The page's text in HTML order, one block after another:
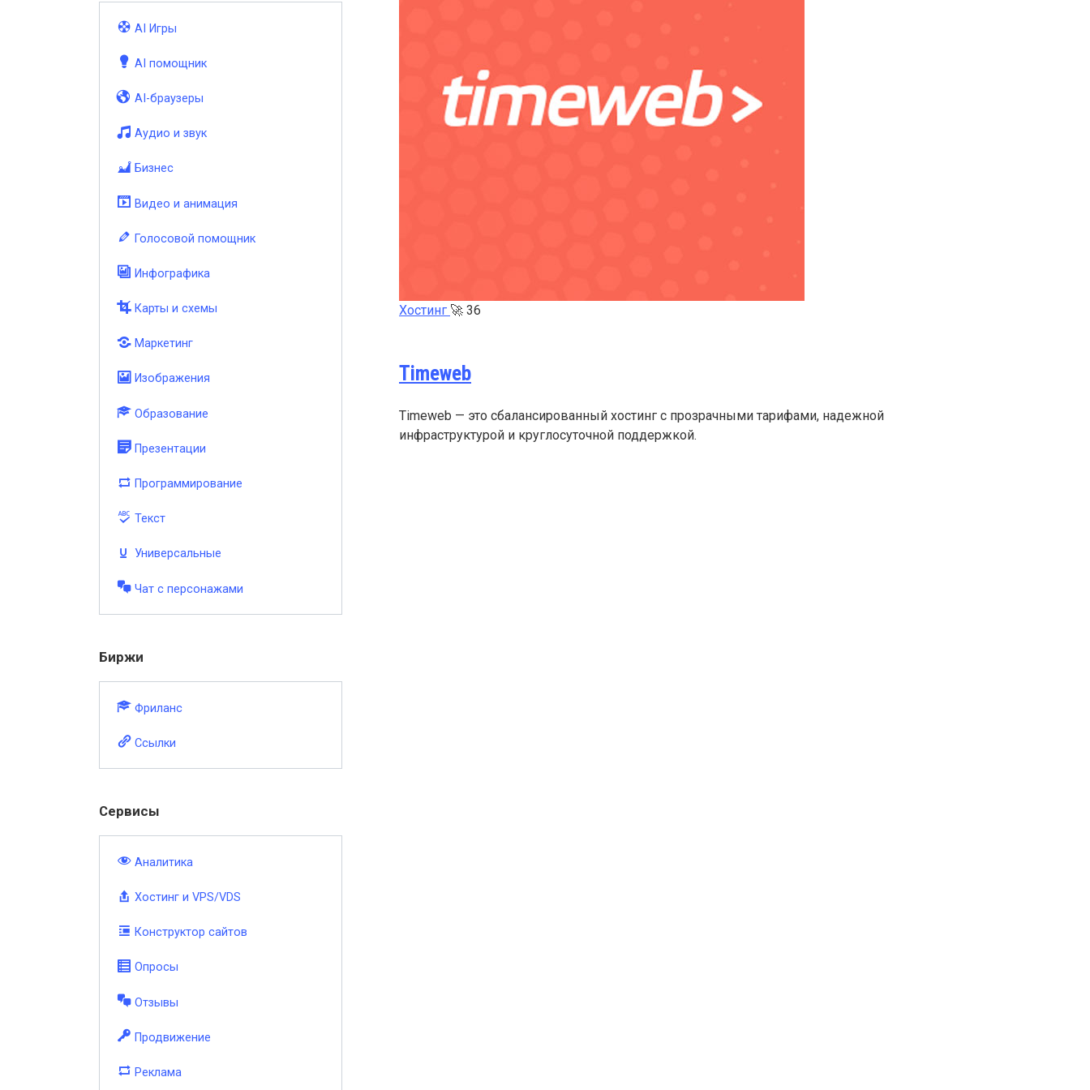
Хостинг 🚀 36
Timeweb
Timeweb — это сбалансированный хостинг с прозрачными тарифами, надежной
инфраструктурой и круглосуточной поддержкой.
AI Игры
AI помощник
AI-браузеры
Аудио и звук
Бизнес
Видео и анимация
Голосовой помощник
Инфографика
Карты и схемы
Маркетинг
Изображения
Образование
Презентации
Программирование
Текст
Универсальные
Чат с персонажами
Биржи
Фриланс
Ссылки
Сервисы
Аналитика
Хостинг и VPS/VDS
Конструктор сайтов
Опросы
Отзывы
Продвижение
Реклама